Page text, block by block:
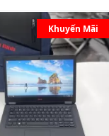
Khuyến Mãi